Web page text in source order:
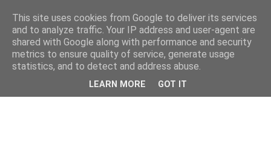
This site uses cookies from Google to deliver its services
and to analyze traffic. Your IP address and user-agent are
shared with Google along with performance and security
metrics to ensure quality of service, generate usage
statistics, and to detect and address abuse.
LEARN MORE GOT IT